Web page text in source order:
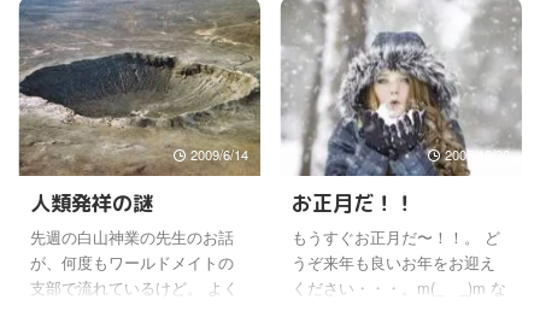
2009/6/14
人類発祥の謎
先週の白山神業の先生のお話
が、何度もワールドメイトの
支部で流れているけど。 よく
2007/12/30
お正月だ！！
もうすぐお正月だ〜！！。 ど
うぞ来年も良いお年をお迎え
ください・・・。m(_ _)m な